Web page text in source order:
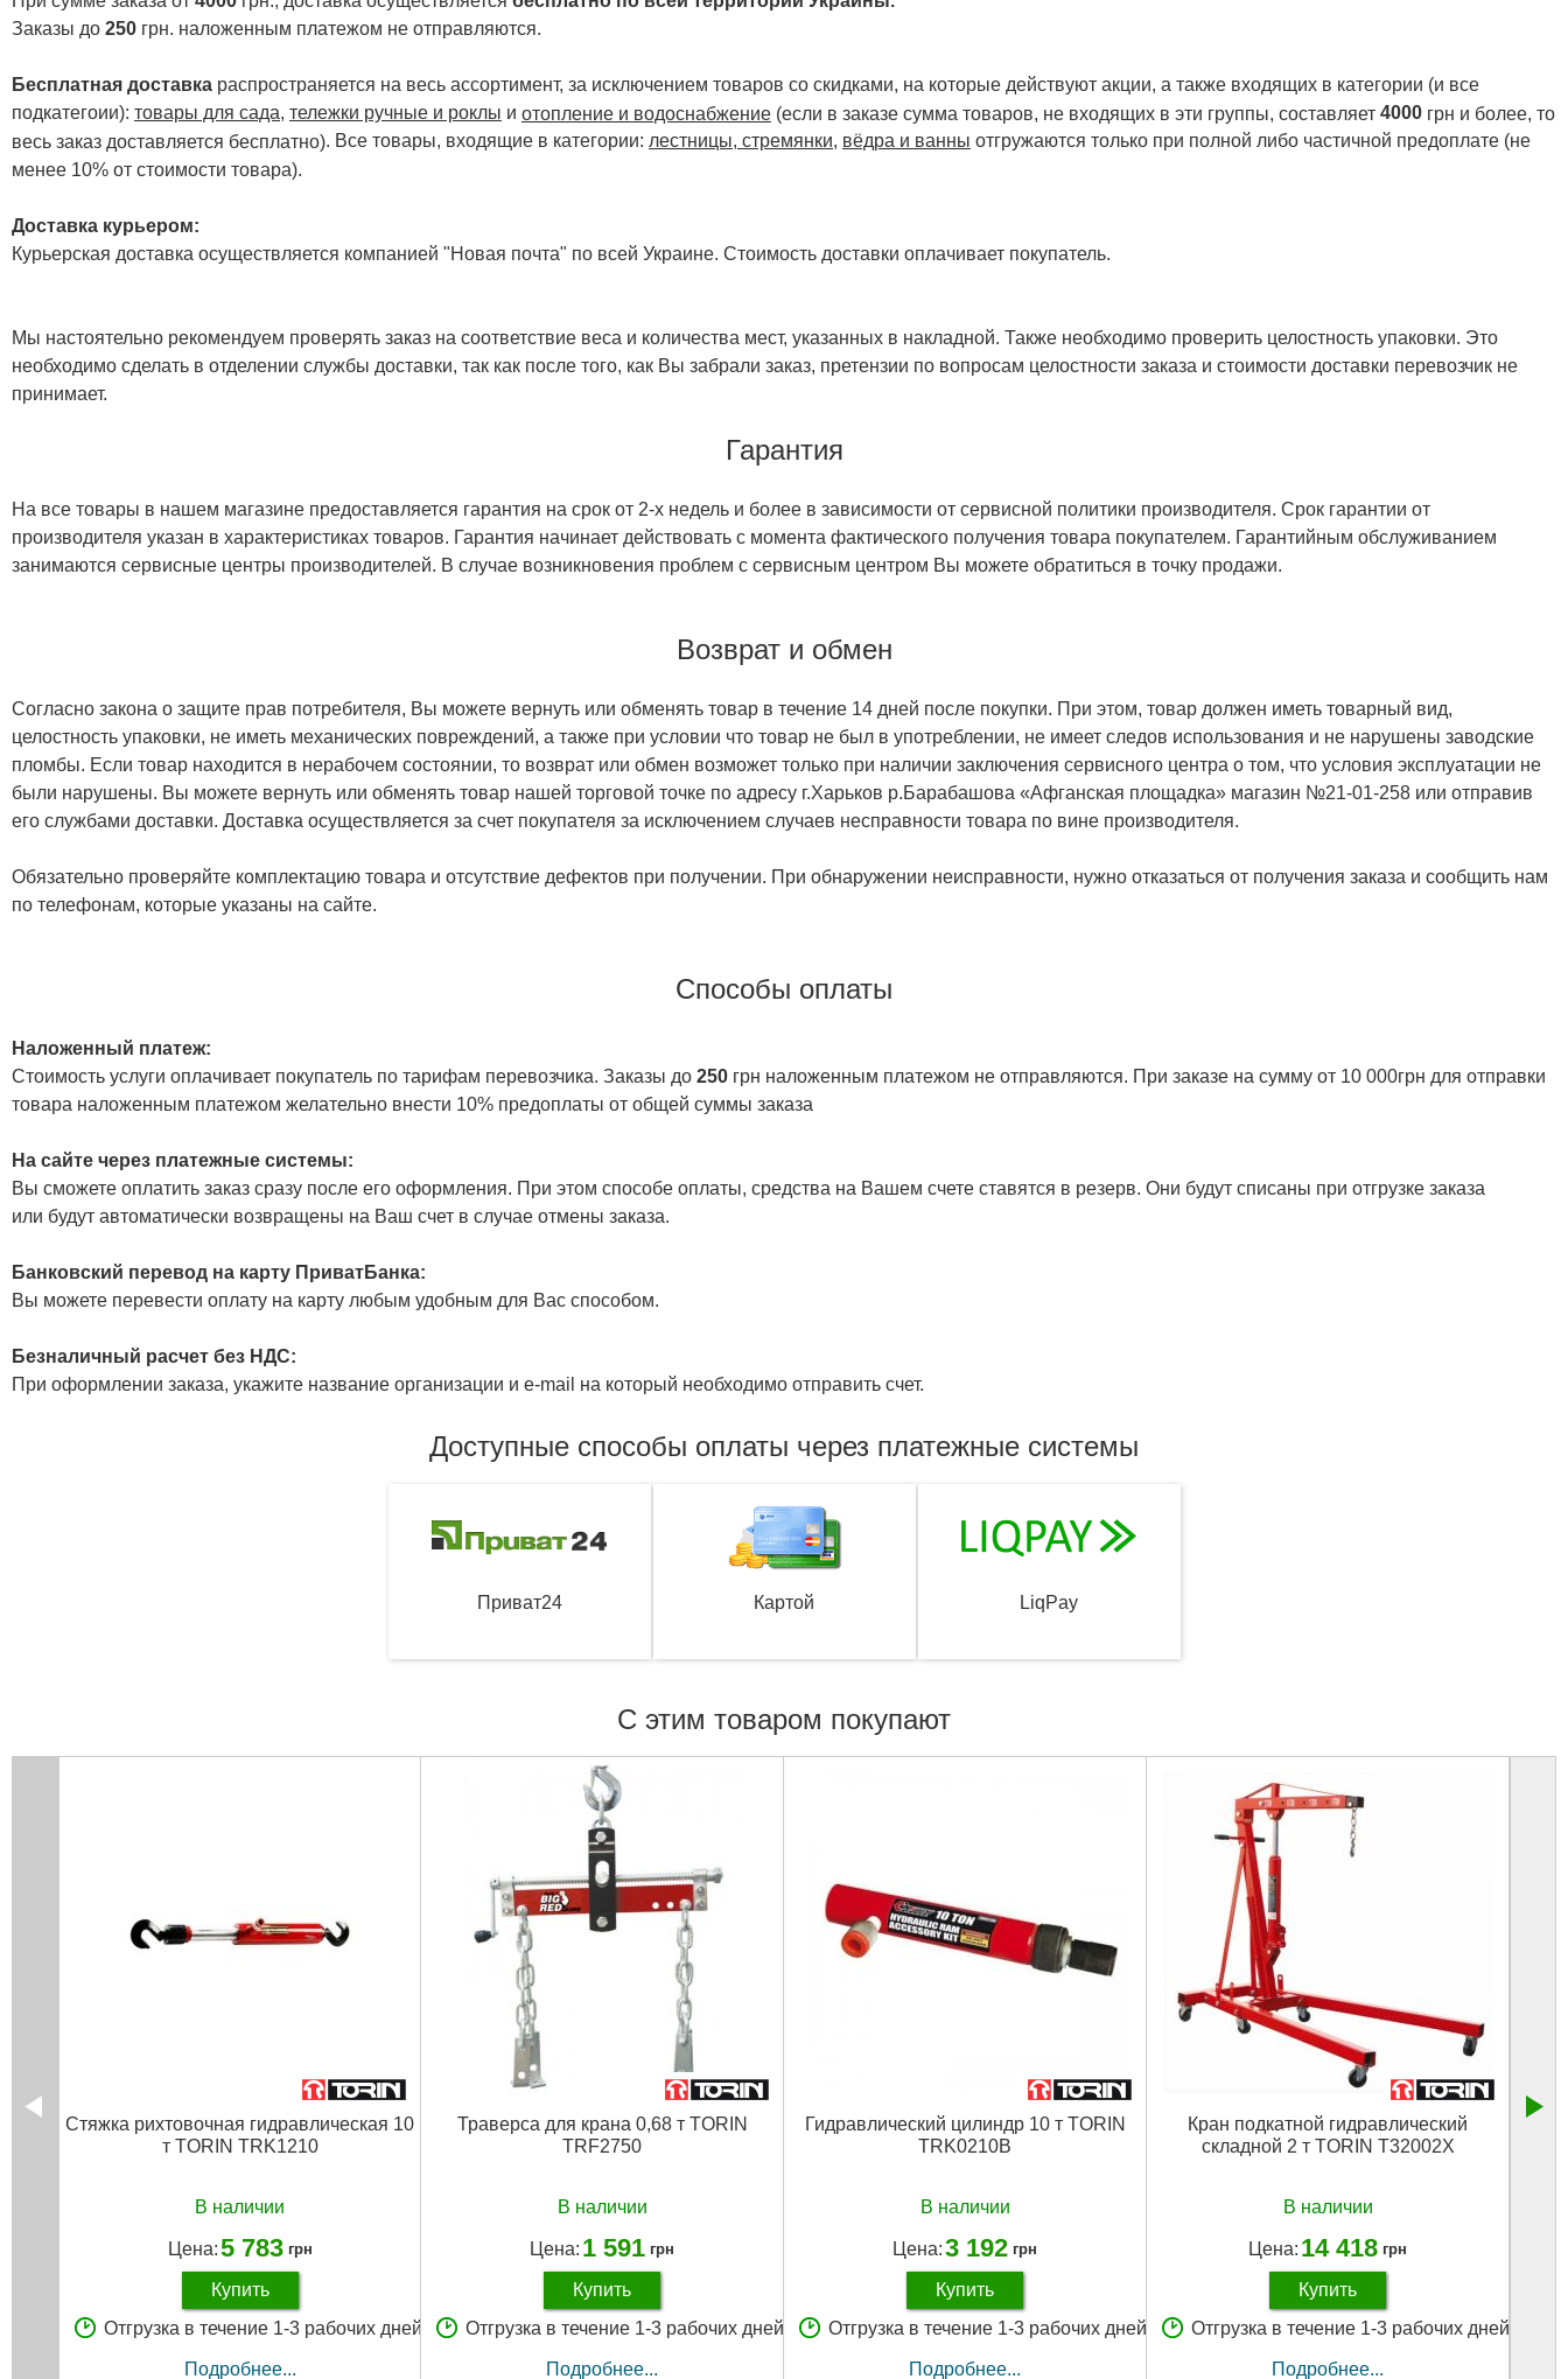
Заказы до 250 грн. наложенным платежом не отправляются.
Бесплатная доставка распространяется на весь ассортимент, за исключением товаров со скидками, на которые действуют акции, а также входящих в категории (и все
подкатегоии): товары для сада, тележки ручные и роклы и отопление и водоснабжение (если в заказе сумма товаров, не входящих в эти группы, составляет 4000 грн и более, то
весь заказ доставляется бесплатно). Все товары, входящие в категории: лестницы, стремянки, вёдра и ванны отгружаются только при полной либо частичной предоплате (не
менее 10% от стоимости товара).
Доставка курьером:
Курьерская доставка осуществляется компанией "Новая почта" по всей Украине. Стоимость доставки оплачивает покупатель.
Мы настоятельно рекомендуем проверять заказ на соответствие веса и количества мест, указанных в накладной. Также необходимо проверить целостность упаковки. Это
необходимо сделать в отделении службы доставки, так как после того, как Вы забрали заказ, претензии по вопросам целостности заказа и стоимости доставки перевозчик не
принимает.
Гарантия
На все товары в нашем магазине предоставляется гарантия на срок от 2-х недель и более в зависимости от сервисной политики производителя. Срок гарантии от
производителя указан в характеристиках товаров. Гарантия начинает действовать с момента фактического получения товара покупателем. Гарантийным обслуживанием
занимаются сервисные центры производителей. В случае возникновения проблем с сервисным центром Вы можете обратиться в точку продажи.
Возврат и обмен
Согласно закона о защите прав потребителя, Вы можете вернуть или обменять товар в течение 14 дней после покупки. При этом, товар должен иметь товарный вид,
целостность упаковки, не иметь механических повреждений, а также при условии что товар не был в употреблении, не имеет следов использования и не нарушены заводские
пломбы. Если товар находится в нерабочем состоянии, то возврат или обмен возможет только при наличии заключения сервисного центра о том, что условия эксплуатации не
были нарушены. Вы можете вернуть или обменять товар нашей торговой точке по адресу г.Харьков р.Барабашова «Афганская площадка» магазин №21-01-258 или отправив
его службами доставки. Доставка осуществляется за счет покупателя за исключением случаев несправности товара по вине производителя.
Обязательно проверяйте комплектацию товара и отсутствие дефектов при получении. При обнаружении неисправности, нужно отказаться от получения заказа и сообщить нам
по телефонам, которые указаны на сайте.
Способы оплаты
Наложенный платеж:
Стоимость услуги оплачивает покупатель по тарифам перевозчика. Заказы до 250 грн наложенным платежом не отправляются. При заказе на сумму от 10 000грн для отправки
товара наложенным платежом желательно внести 10% предоплаты от общей суммы заказа
На сайте через платежные системы:
Вы сможете оплатить заказ сразу после его оформления. При этом способе оплаты, средства на Вашем счете ставятся в резерв. Они будут списаны при отгрузке заказа
или будут автоматически возвращены на Ваш счет в случае отмены заказа.
Банковский перевод на карту ПриватБанка:
Вы можете перевести оплату на карту любым удобным для Вас способом.
Безналичный расчет без НДС:
При оформлении заказа, укажите название организации и e-mail на который необходимо отправить счет.
Доступные способы оплаты через платежные системы
Приват24 Картой LiqPay
С этим товаром покупают
Стяжка рихтовочная гидравлическая 10
т TORIN TRK1210
В наличии
Цена:5 783 грн
Купить
Отгрузка в течение 1-3 рабочих дней
Подробнее...
Траверса для крана 0,68 т TORIN
TRF2750
В наличии
Цена: 1 591 грн
Купить
Отгрузка в течение 1-3 рабочих дней
Подробнее...
Гидравлический цилиндр 10 т TORIN
TRK0210B
В наличии
Цена:3 192 грн
Купить
Отгрузка в течение 1-3 рабочих дней
Подробнее...
Кран подкатной гидравлический
складной 2 т TORIN T32002X
В наличии
Цена: 14 418 грн
Купить
Отгрузка в течение 1-3 рабочих дней
Подробнее...